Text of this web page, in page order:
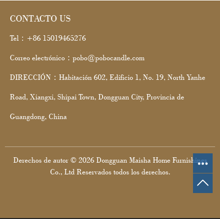
CONTACTO US
Tel：+86 15019465276
Correo electrónico：pobo@pobocandle.com
DIRECCIÓN：Habitación 602, Edificio 1, No. 19, North Yanhe
Road, Xiangxi, Shipai Town, Dongguan City, Provincia de
Guangdong, China
Derechos de autor © 2026 Dongguan Maisha Home Furnishings
Co., Ltd Reservados todos los derechos.